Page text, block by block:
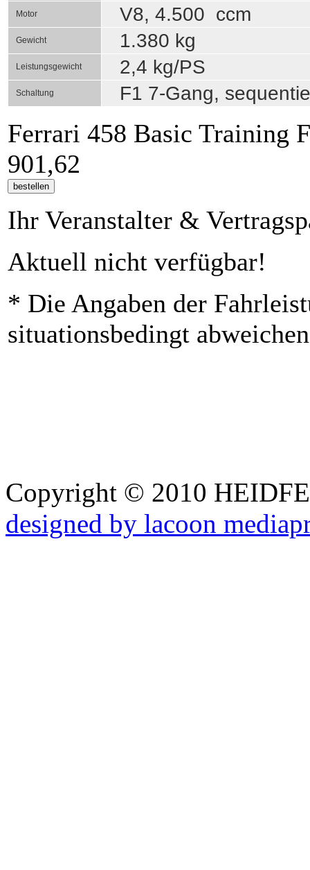
Motor V8, 4.500 ccm
Gewicht 1.380 kg
Leistungsgewicht 2,4 kg/PS
Schaltung F1 7-Gang,
Ferrari 458 Basic Training
901,62
Ihr Veranstalter &
Aktuell nicht verfügbar!
* Die Angaben der
situationsbedingt
Copyright © 2010
designed by lacoon